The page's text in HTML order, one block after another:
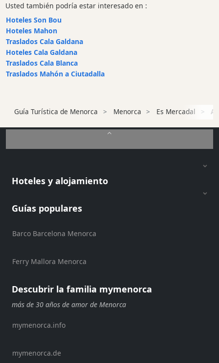
Para
niños
Música
en
vivo
Discoteca
Clubs
Alquiler
bicicletas
Alquiler
kayaks
Alquiler
barcos
Usted también podría estar interesado en :
Hoteles Son Bou
Hoteles Mahon
Traslados Cala Galdana
Hoteles Cala Galdana
Traslados Cala Blanca
Traslados Mahón a Ciutadalla
Guía Turística de Menorca Menorca Es Mercadal
Hoteles y alojamiento
Guías populares
Barco Barcelona Menorca
Ferry Mallora Menorca
Descubrir la familia mymenorca
más de 30 años de amor de Menorca
mymenorca.info
mymenorca.de